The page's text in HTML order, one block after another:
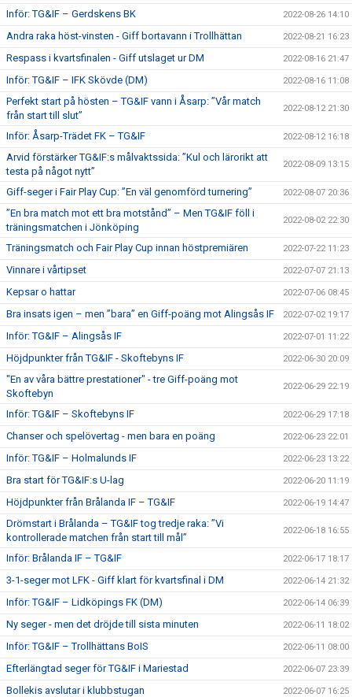
Inför: TG&IF – Gerdskens BK 2022-08-26 14:10
Andra raka höst-vinsten - Giff bortavann i Trollhättan 2022-08-21 16:23
Respass i kvartsfinalen - Giff utslaget ur DM 2022-08-16 21:47
Inför: TG&IF – IFK Skövde (DM) 2022-08-16 11:08
Perfekt start på hösten – TG&IF vann i Åsarp: ”Vår match
från start till slut”
2022-08-12 21:30
Inför: Åsarp-Trädet FK – TG&IF 2022-08-12 16:18
Arvid förstärker TG&IF:s målvaktssida: ”Kul och lärorikt att
testa på något nytt”
2022-08-09 13:15
Giff-seger i Fair Play Cup: ”En väl genomförd turnering” 2022-08-07 20:36
”En bra match mot ett bra motstånd” – Men TG&IF föll i
träningsmatchen i Jönköping
2022-08-02 22:30
Träningsmatch och Fair Play Cup innan höstpremiären 2022-07-22 11:23
Vinnare i vårtipset 2022-07-07 21:13
Kepsar o hattar 2022-07-06 08:45
Bra insats igen – men ”bara” en Giff-poäng mot Alingsås IF 2022-07-02 19:17
Inför: TG&IF – Alingsås IF 2022-07-01 11:22
Höjdpunkter från TG&IF - Skoftebyns IF 2022-06-30 20:09
"En av våra bättre prestationer" - tre Giff-poäng mot
Skoftebyn
2022-06-29 22:19
Inför: TG&IF – Skoftebyns IF 2022-06-29 17:18
Chanser och spelövertag - men bara en poäng 2022-06-23 22:01
Inför: TG&IF – Holmalunds IF 2022-06-23 13:22
Bra start för TG&IF:s U-lag 2022-06-20 11:19
Höjdpunkter från Brålanda IF – TG&IF 2022-06-19 14:47
Drömstart i Brålanda – TG&IF tog tredje raka: ”Vi
kontrollerade matchen från start till mål”
2022-06-18 16:55
Inför: Brålanda IF – TG&IF 2022-06-17 18:17
3-1-seger mot LFK - Giff klart för kvartsfinal i DM 2022-06-14 21:32
Inför: TG&IF – Lidköpings FK (DM) 2022-06-14 06:39
Ny seger - men det dröjde till sista minuten 2022-06-11 18:02
Inför: TG&IF – Trollhättans BoIS 2022-06-11 08:00
Efterlängtad seger för TG&IF i Mariestad 2022-06-07 23:39
Bollekis avslutar i klubbstugan 2022-06-07 16:25